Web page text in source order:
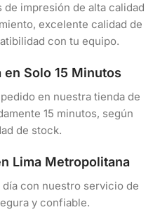
impresión de alta calidad
excelente calidad de
con tu equipo.
en Solo 15 Minutos
en nuestra tienda de
15 minutos, según
de stock.
Lima Metropolitana
con nuestro servicio de
y confiable.